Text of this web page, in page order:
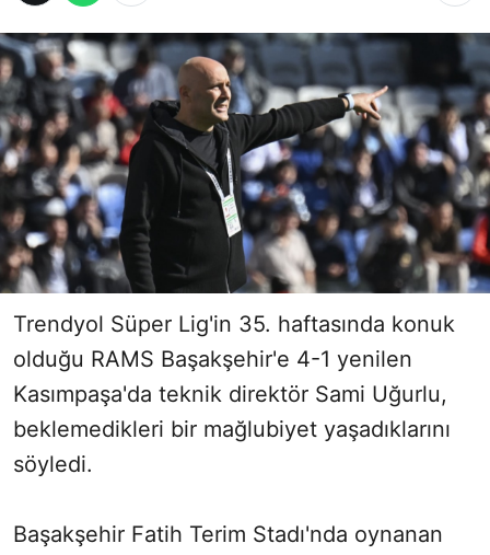
Trendyol Süper Lig'in 35. haftasında konuk
olduğu RAMS Başakşehir'e 4-1 yenilen
Kasımpaşa'da teknik direktör Sami Uğurlu,
beklemedikleri bir mağlubiyet yaşadıklarını
söyledi.
Başakşehir Fatih Terim Stadı'nda oynanan